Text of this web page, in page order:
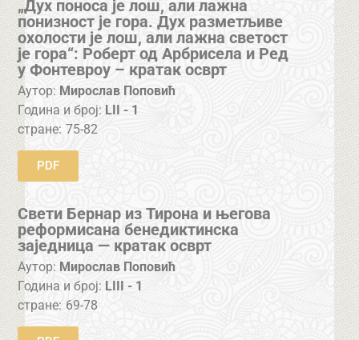
„Дух поноса је лош, али лажна
понизност је горa. Дух разметљиве
охолости је лош, али лажна светост
је гора“: Роберт од Арбрисела и Ред
у Фонтевроу – кратак осврт
Аутор: Мирослав Поповић
Година и број: LII - 1
стране: 75-82
PDF
Свети Бернар из Тирона и његова
реформисана бенедиктинска
заједница — кратак осврт
Аутор: Мирослав Поповић
Година и број: LIII - 1
стране: 69-78